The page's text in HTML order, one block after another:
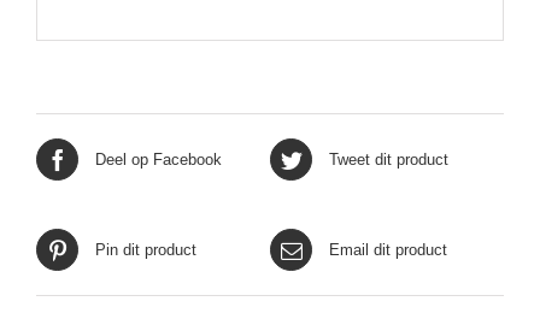
Deel op Facebook Tweet dit product
Pin dit product Email dit product